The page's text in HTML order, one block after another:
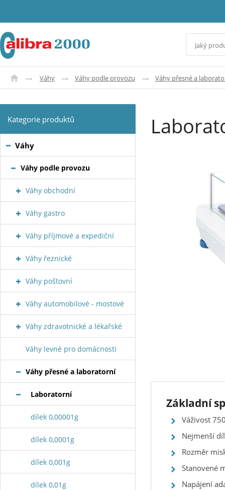
Váhy Váhy podle provozu Váhy přesné a
Základní
Váživost
Nejmenší
Rozměr
Stanovené
Napájení
Kategorie produktů
Váhy
Váhy podle provozu
Váhy obchodní
Váhy gastro
Váhy příjmové a expediční
Váhy řeznické
Váhy poštovní
Váhy automobilové - mostové
Váhy zdravotnické a lékařské
Váhy levné pro domácnosti
Váhy přesné a laboratorní
Laboratorní
dílek 0,00001g
dílek 0,0001g
dílek 0,001g
dílek 0,01g